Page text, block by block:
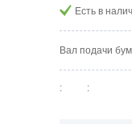
Есть в
Вал подачи
: :